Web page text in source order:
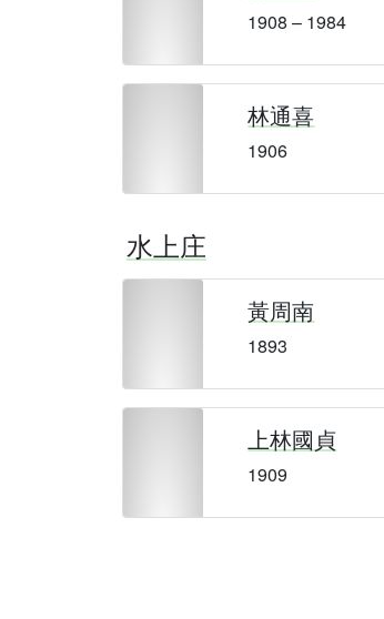
1908 – 1984
林通喜
1906
水上庄
黃周南
1893
上林國貞
1909